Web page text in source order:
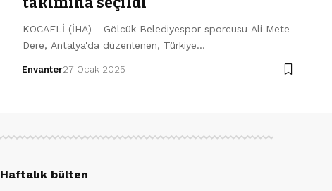
KOCAELİ (İHA) - Gölcük Belediyespor sporcusu Ali Mete
Dere, Antalya'da düzenlenen, Türkiye…
Envanter27 Ocak 2025
Haftalık bülten